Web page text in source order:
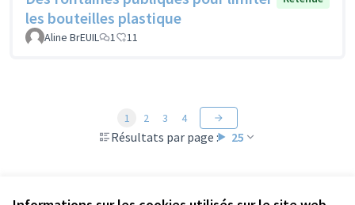
les bouteilles plastique
Aline BrEUIL 1 11
Résultats par page : 25
1 2 3 4